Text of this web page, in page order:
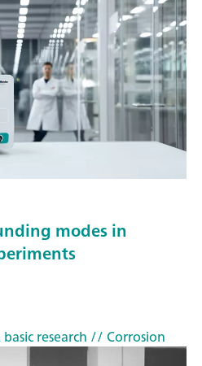
modes in
research // Corrosion